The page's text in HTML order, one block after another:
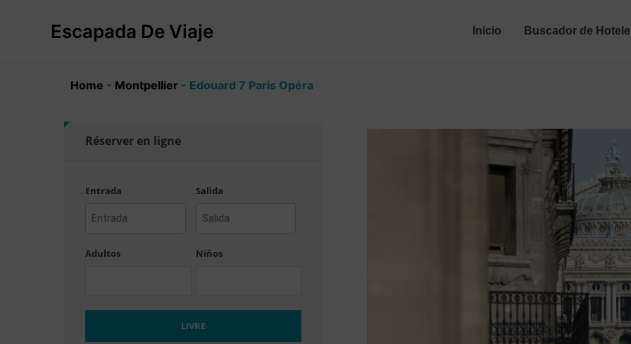
Escapada De Viaje Inicio Buscador de
Home - Montpellier - Edouard 7 Paris Opéra
Réserver en ligne
Entrada Salida
Adultos Niños
LIVRE